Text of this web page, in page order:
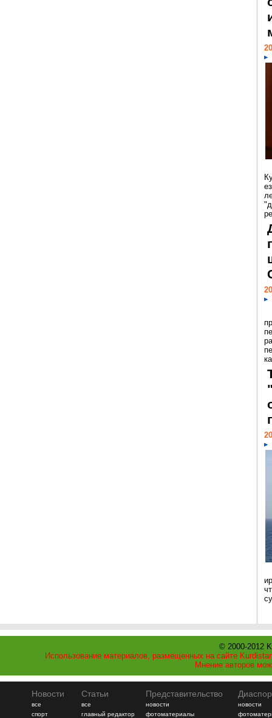
© 2000-2012
Использование материалов, размещенных на сайте
Мнение авторов
Новости
все
спорт
Статьи
все
главный редактор
Представительство
новости
фотоматериалы
новости